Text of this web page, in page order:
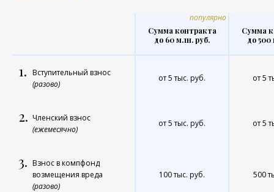
Сумма контракта
до 60 млн. руб.
популярно
Сумма
до
1. Вступительный взнос
(разово)
от 5 тыс. руб. от 5
2. Членский взнос
(ежемесячно)
от 5 тыс. руб. от 5
3. Взнос в компфонд
возмещения вреда
(разово)
100 тыс. руб. 500